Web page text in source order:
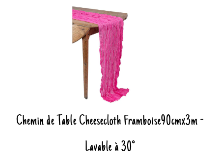
Chemin de Table Cheesecloth Framboise90cmx3m -
Lavable à 30°